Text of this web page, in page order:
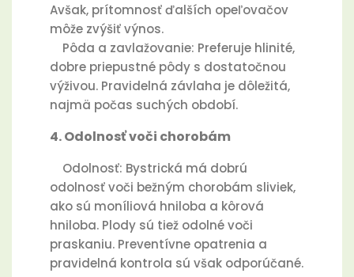
Avšak, prítomnosť ďalších opeľovačov
môže zvýšiť výnos.
Pôda a zavlažovanie: Preferuje hlinité,
dobre priepustné pôdy s dostatočnou
výživou. Pravidelná závlaha je dôležitá,
najmä počas suchých období.
4. Odolnosť voči chorobám
Odolnosť: Bystrická má dobrú
odolnosť voči bežným chorobám sliviek,
ako sú moníliová hniloba a kôrová
hniloba. Plody sú tiež odolné voči
praskaniu. Preventívne opatrenia a
pravidelná kontrola sú však odporúčané.